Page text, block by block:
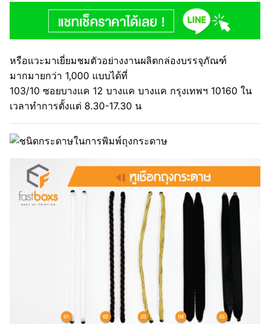
หรือแวะมาเยี่ยมชมตัวอย่างงานผลิตกล่องบรรจุภัณฑ์
มากมายกว่า 1,000 แบบได้ที่
103/10 ซอยบางแค 12 บางแค บางแค กรุงเทพฯ 10160 ใน
เวลาทำการตั้งแต่ 8.30-17.30 น